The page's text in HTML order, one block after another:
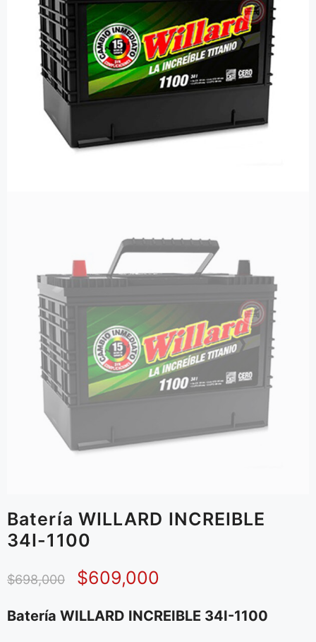
Batería WILLARD INCREIBLE
34I-1100
$698,000 $609,000
Batería WILLARD INCREIBLE 34I-1100